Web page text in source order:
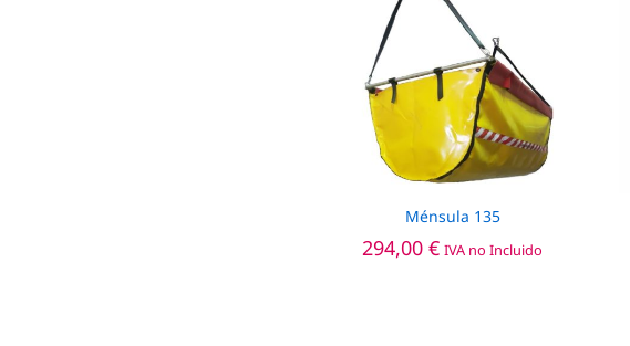
Ménsula 135
294,00€ IVA no Incluido
294,00€